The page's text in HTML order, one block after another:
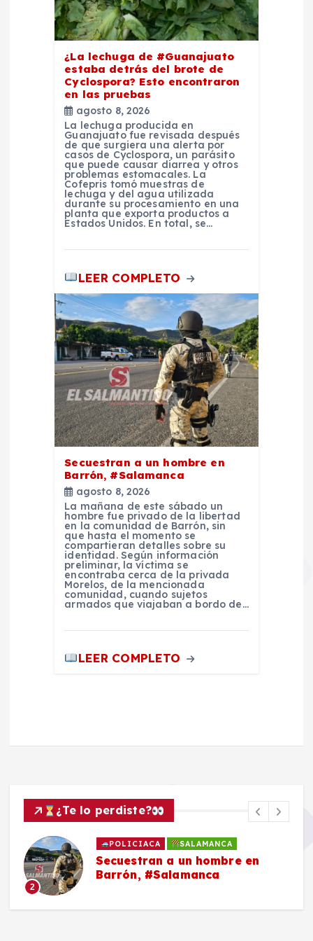
¿La lechuga de #Guanajuato
estaba detrás del brote de
Cyclospora? Esto encontraron
en las pruebas
agosto 8, 2026
La lechuga producida en
Guanajuato fue revisada después
de que surgiera una alerta por
casos de Cyclospora, un parásito
que puede causar diarrea y otros
problemas estomacales. La
Cofepris tomó muestras de
lechuga y del agua utilizada
durante su procesamiento en una
planta que exporta productos a
Estados Unidos. En total, se…
LEER COMPLETO
Secuestran a un hombre en
Barrón, #Salamanca
agosto 8, 2026
La mañana de este sábado un
hombre fue privado de la libertad
en la comunidad de Barrón, sin
que hasta el momento se
compartieran detalles sobre su
identidad. Según información
preliminar, la víctima se
encontraba cerca de la privada
Morelos, de la mencionada
comunidad, cuando sujetos
armados que viajaban a bordo de…
LEER COMPLETO
¿Te lo perdiste?
2
POLICIACA SALAMANCA
Secuestran a un hombre en
Barrón, #Salamanca